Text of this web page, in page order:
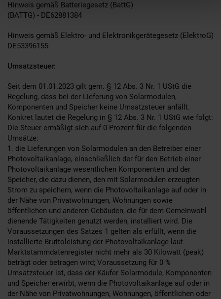
Hinweis gemäß Batteriegesetz (BattG)
(BATTG) - DE62881384
Hinweis gemäß Elektro- und Elektronikgerätegesetz (ElektroG)
DE53396155
Umsatzsteuer:
Seit dem 01.01.2023 gilt gem. § 12 Abs. 3 Nr. 1 UStG die
Regelung, dass bei der Lieferung von Solarmodulen,
Komponenten und Speicher keine Umsatzsteuer anfällt.
Konkret lautet die Regelung in § 12 Abs. 3 Nr. 1 UStG wie folgt:
Die Steuer ermäßigt sich auf 0 Prozent für die folgenden
Umsätze:
1. die Lieferungen von Solarmodulen an den Betreiber einer
Photovoltaikanlage, einschließlich der für den Betrieb einer
Photovoltaikanlage wesentlichen Komponenten und der
Speicher, die dazu dienen, den mit Solarmodulen erzeugten
Strom zu speichern, wenn die Photovoltaikanlage auf oder in
der Nähe von Privatwohnungen, Wohnungen sowie
öffentlichen und anderen Gebäuden, die für dem Gemeinwohl
dienende Tätigkeiten genutzt werden, installiert wird. Die
Voraussetzungen des Satzes 1 gelten als erfüllt, wenn die
installierte Bruttoleistung der Photovoltaikanlage laut
Marktstammdatenregister nicht mehr als 30 Kilowatt (peak)
beträgt oder betragen wird; Voraussetzung für 0 %
Umsatzsteuer ist, dass der Käufer Solarmodule, Komponenten
und Speicher erwirbt, wenn die Photovoltaikanlage auf oder in
der Nähe von Privatwohnungen, Wohnungen, öffentlichen oder